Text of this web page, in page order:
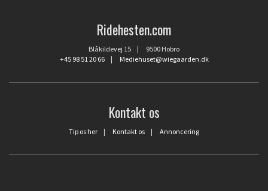
Ridehesten.com
Blåkildevej 15 | 9500 Hobro
+45 98 51 20 66| Mediehuset@wiegaarden.dk
Kontakt os
Tip os her | Kontakt os | Annoncering